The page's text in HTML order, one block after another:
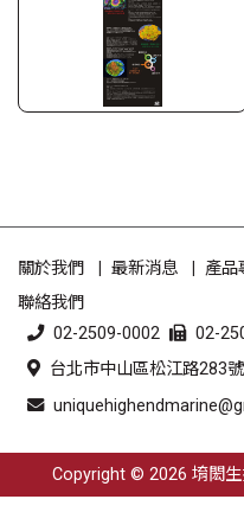
關於我們 最新消息 產品
聯絡我們
02-2509-0002
02-
台北市中山區松江路283
Copyright © 2026 堉閎